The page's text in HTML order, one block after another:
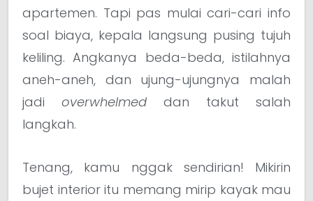
apartemen. Tapi pas mulai cari-cari info
soal biaya, kepala langsung pusing tujuh
keliling. Angkanya beda-beda, istilahnya
aneh-aneh, dan ujung-ujungnya malah
jadi overwhelmed dan takut salah
langkah.
Tenang, kamu nggak sendirian! Mikirin
bujet interior itu memang mirip kayak mau